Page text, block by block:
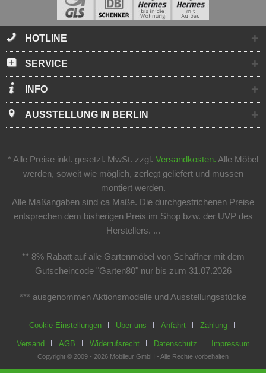
HOTLINE
SERVICE
INFO
AUSSTELLUNG IN BERLIN
* Alle Preise inkl. gesetzl. MwSt. zzgl. Versandkosten. Alle Möbel
werden, soweit wie möglich, zerlegt geliefert und müssen
montiert werden.
Alle Maßangaben sind ca Maße. Die durchgestrichenen Preise
entsprechen dem bisherigen Preis im Shop bzw. der UVP des
Herstellers. ...
** 8% Rabatt auf alle Gartenmöbel von Schaffner mit dem
Gutscheincode "Garten80" nur bis zum 31.07.2026
*** ausgenommen Aktionsmodelle und Ausstellungsstücke
Cookie-Einstellungen Über uns Anfahrt Zahlung
Versand AGB Widerrufsrecht Datenschutz Impressum
Copyright © 2009 - 2026 Mobileur GmbH - Alle Rechte vorbehalten